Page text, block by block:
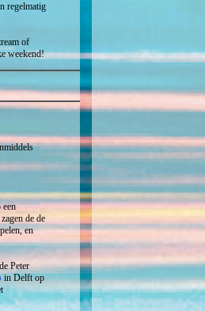
regelmatig
of
weekend!
de de
en
Peter
in Delft op